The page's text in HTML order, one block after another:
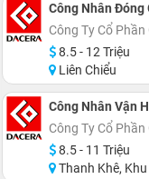
Công Nhân Đóng
Công Ty Cổ Phần
8.5 - 12 Triệu
Liên Chiểu
Công Nhân Vận
Công Ty Cổ Phần
8.5 - 11 Triệu
Thanh Khê, Khu Vực